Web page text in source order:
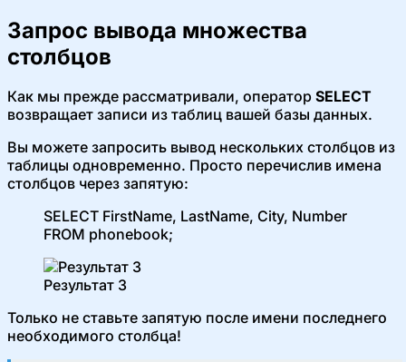
Запрос вывода множества
столбцов
Как мы прежде рассматривали, оператор SELECT
возвращает записи из таблиц вашей базы данных.
Вы можете запросить вывод нескольких столбцов из
таблицы одновременно. Просто перечислив имена
столбцов через запятую:
SELECT FirstName, LastName, City, Number
FROM phonebook;
Результат 3
Только не ставьте запятую после имени последнего
необходимого столбца!